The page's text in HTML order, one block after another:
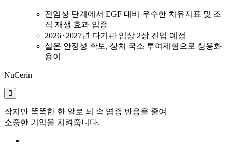
전임상 단계에서 EGF 대비 우수한 치유지표 및 조
직 재생 효과 입증
2026~2027년 다기관 임상 2상 진입 예정
실온 안정성 확보, 상처 국소 투여제형으로 상용화
용이
NuCerin
작지만 똑똑한 한 알로 뇌 속 염증 반응을 줄여
소중한 기억을 지켜줍니다.